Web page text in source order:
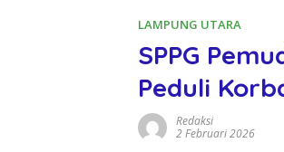
LAMPUNG UTARA
SPPG
Peduli
Redaksi
2 Februari 2026